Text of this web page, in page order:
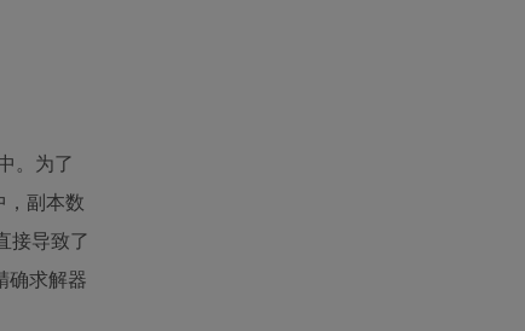
。为了
，副本数
接导致了
确求解器